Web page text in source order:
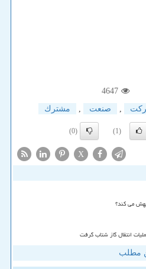
4647
, صنعت , مشترك
(1)
(0)
X
می کند؟
مطلب